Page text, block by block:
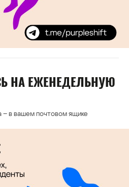
НА ЕЖЕНЕДЕЛЬНУЮ
– в вашем почтовом ящике